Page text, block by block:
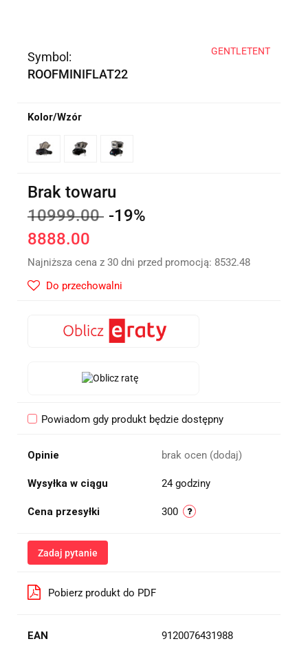
Symbol:
ROOFMINIFLAT22
GENTLETENT
Kolor/Wzór
Brak towaru
10999.00 -19%
8888.00
Najniższa cena z 30 dni przed promocją: 8532.48
Do przechowalni
Powiadom gdy produkt będzie dostępny
Opinie brak ocen (dodaj)
Wysyłka w ciągu 24 godziny
Cena przesyłki 300
Zadaj pytanie
Pobierz produkt do PDF
EAN 9120076431988